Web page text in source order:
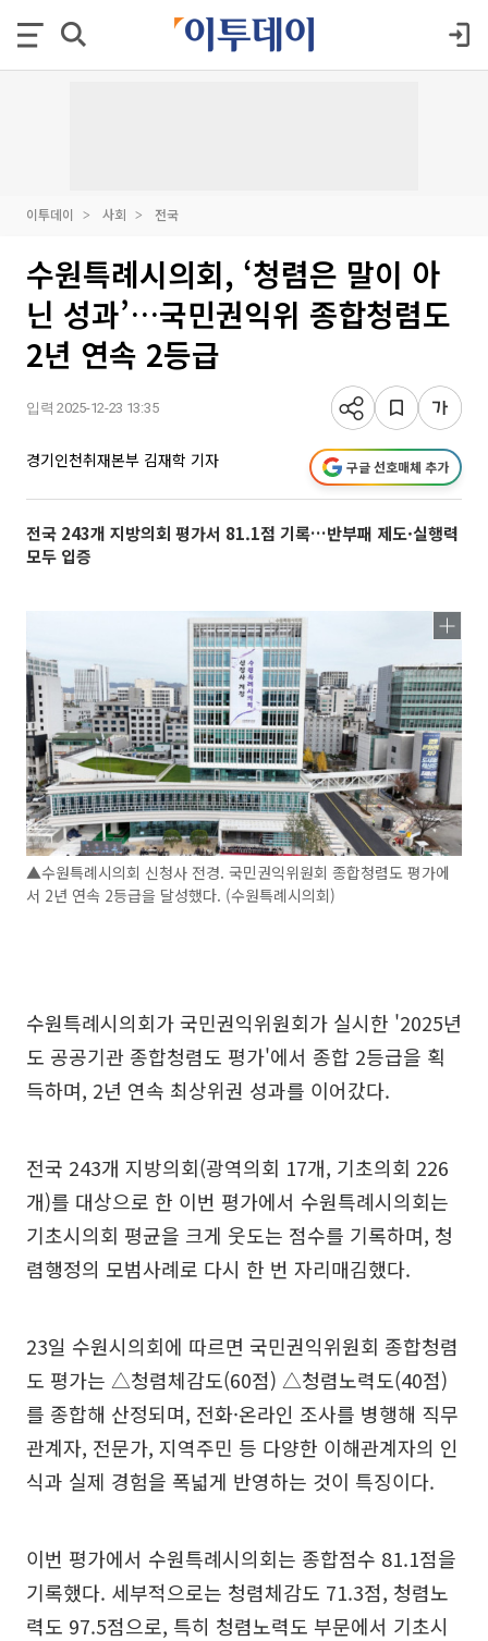
이투데이 사회 전국
수원특례시의회, ‘청렴은 말이 아
닌 성과’…국민권익위 종합청렴도
2년 연속 2등급
입력 2025-12-23 13:35
경기인천취재본부 김재학 기자 구글 선호매체 추가
전국 243개 지방의회 평가서 81.1점 기록…반부패 제도·실행력
모두 입증
▲수원특례시의회 신청사 전경. 국민권익위원회 종합청렴도 평가에
서 2년 연속 2등급을 달성했다. (수원특례시의회)
수원특례시의회가 국민권익위원회가 실시한 '2025년
도 공공기관 종합청렴도 평가'에서 종합 2등급을 획
득하며, 2년 연속 최상위권 성과를 이어갔다.
전국 243개 지방의회(광역의회 17개, 기초의회 226
개)를 대상으로 한 이번 평가에서 수원특례시의회는
기초시의회 평균을 크게 웃도는 점수를 기록하며, 청
렴행정의 모범사례로 다시 한 번 자리매김했다.
23일 수원시의회에 따르면 국민권익위원회 종합청렴
도 평가는 △청렴체감도(60점) △청렴노력도(40점)
를 종합해 산정되며, 전화·온라인 조사를 병행해 직무
관계자, 전문가, 지역주민 등 다양한 이해관계자의 인
식과 실제 경험을 폭넓게 반영하는 것이 특징이다.
이번 평가에서 수원특례시의회는 종합점수 81.1점을
기록했다. 세부적으로는 청렴체감도 71.3점, 청렴노
력도 97.5점으로, 특히 청렴노력도 부문에서 기초시